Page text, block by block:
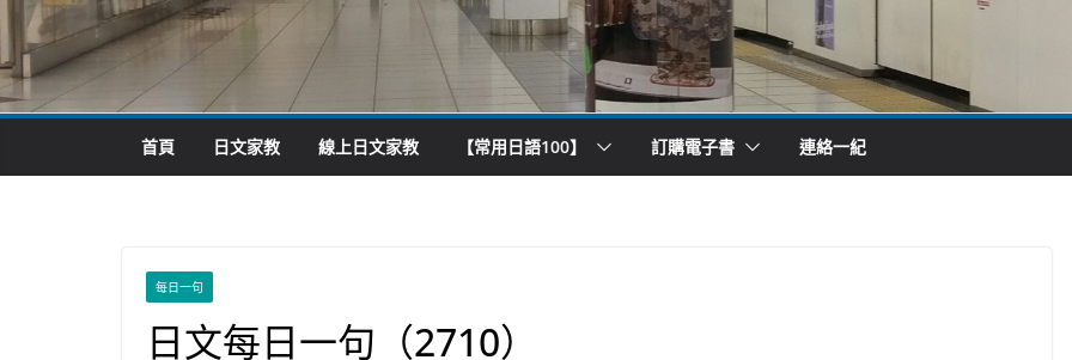
首頁 日文家教 線上日文家教 【常用日語100】 訂購電子書 連絡一紀
每日一句
日文每日一句（2710）